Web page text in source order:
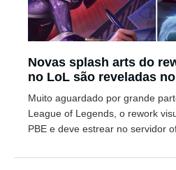
Novas splash arts do
no LoL são reveladas
Muito aguardado por grande
League of Legends, o rework
PBE e deve estrear no servidor